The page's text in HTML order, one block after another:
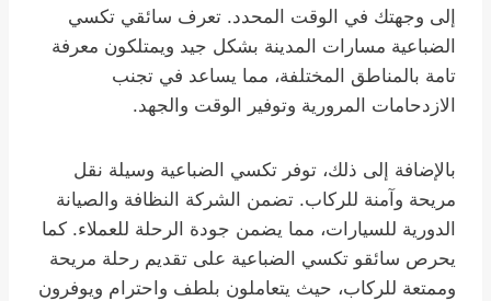
إلى وجهتك في الوقت المحدد. تعرف سائقي تكسي
الضباعية مسارات المدينة بشكل جيد ويمتلكون معرفة
تامة بالمناطق المختلفة، مما يساعد في تجنب
الازدحامات المرورية وتوفير الوقت والجهد.
بالإضافة إلى ذلك، توفر تكسي الضباعية وسيلة نقل
مريحة وآمنة للركاب. تضمن الشركة النظافة والصيانة
الدورية للسيارات، مما يضمن جودة الرحلة للعملاء. كما
يحرص سائقو تكسي الضباعية على تقديم رحلة مريحة
وممتعة للركاب، حيث يتعاملون بلطف واحترام ويوفرون